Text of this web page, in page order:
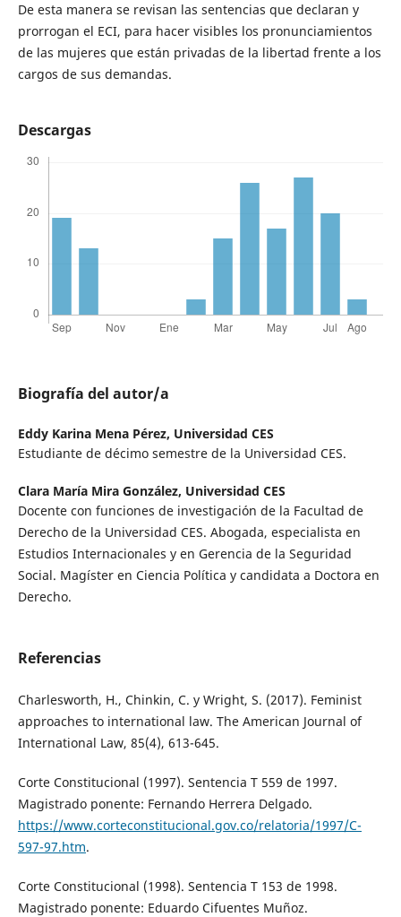
De esta manera se revisan las sentencias que declaran y
prorrogan el ECI, para hacer visibles los pronunciamientos
de las mujeres que están privadas de la libertad frente a los
cargos de sus demandas.
Descargas
Biografía del autor/a
Eddy Karina Mena Pérez, Universidad CES
Estudiante de décimo semestre de la Universidad CES.
Clara María Mira González, Universidad CES
Docente con funciones de investigación de la Facultad de
Derecho de la Universidad CES. Abogada, especialista en
Estudios Internacionales y en Gerencia de la Seguridad
Social. Magíster en Ciencia Política y candidata a Doctora en
Derecho.
Referencias
Charlesworth, H., Chinkin, C. y Wright, S. (2017). Feminist
approaches to international law. The American Journal of
International Law, 85(4), 613-645.
Corte Constitucional (1997). Sentencia T 559 de 1997.
Magistrado ponente: Fernando Herrera Delgado.
https://www.corteconstitucional.gov.co/relatoria/1997/C-
597-97.htm.
Corte Constitucional (1998). Sentencia T 153 de 1998.
Magistrado ponente: Eduardo Cifuentes Muñoz.